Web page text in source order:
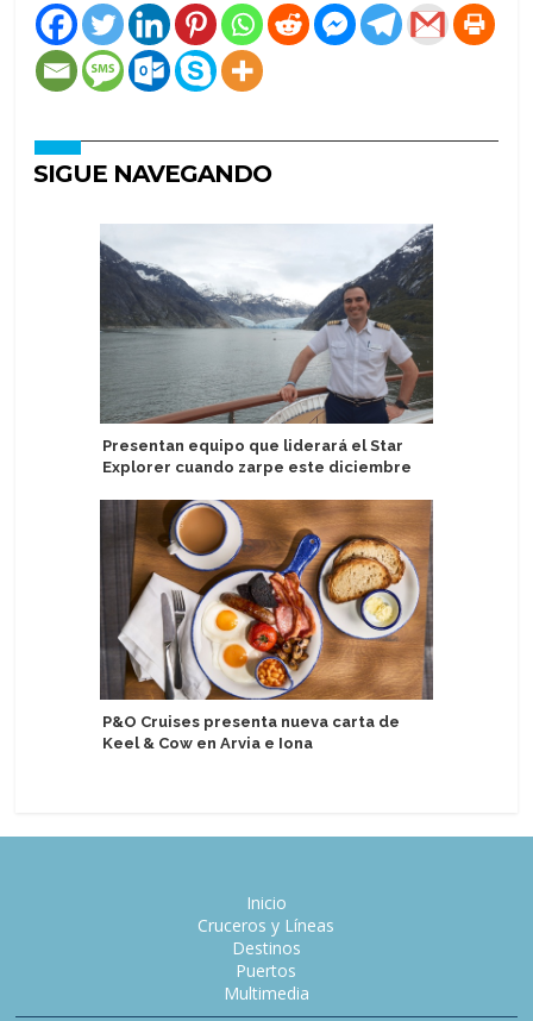
SIGUE NAVEGANDO
Presentan equipo que liderará el Star
Explorer cuando zarpe este diciembre
P&O Cruises presenta nueva carta de
Keel & Cow en Arvia e Iona
Inicio
Cruceros y Líneas
Destinos
Puertos
Multimedia